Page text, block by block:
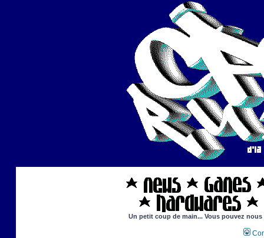
Un petit coup de main... Vous pouvez